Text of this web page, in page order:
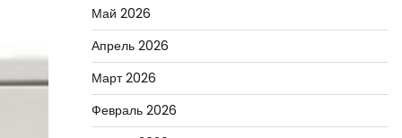
Май 2026
Апрель 2026
Март 2026
Февраль 2026